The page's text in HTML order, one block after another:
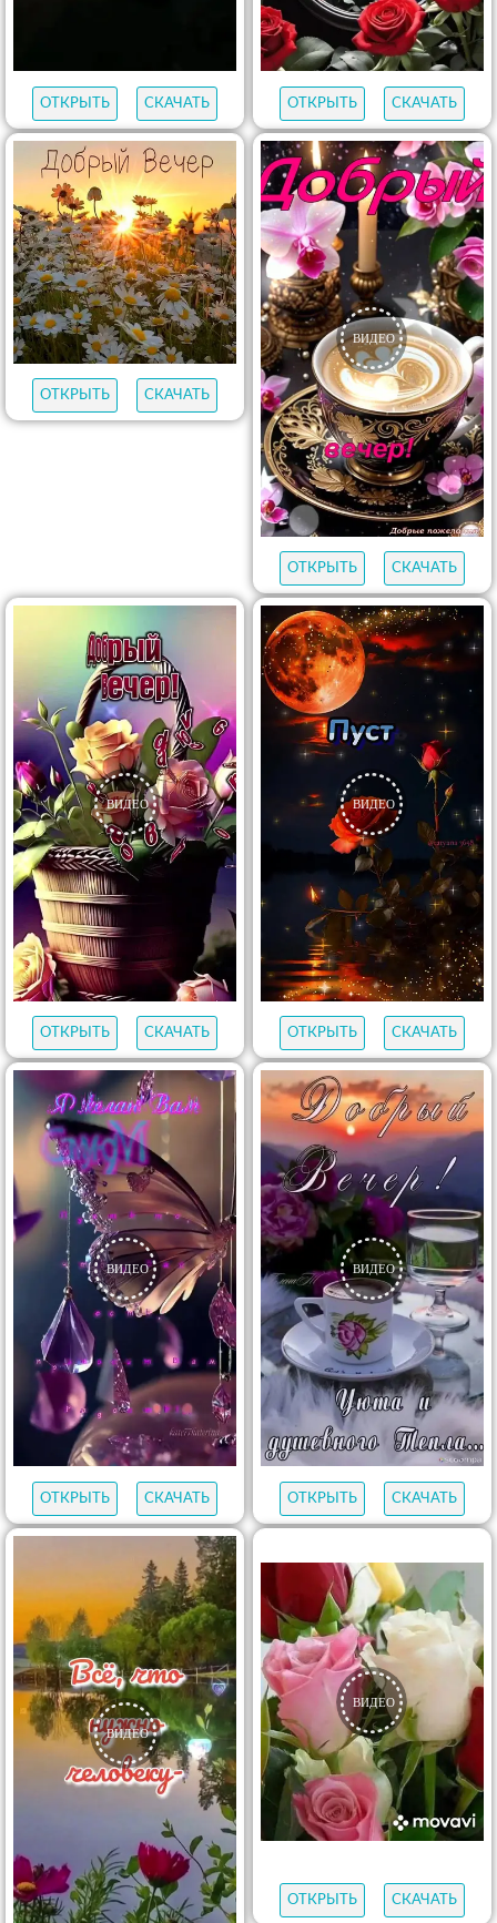
ОТКРЫТЬ СКАЧАТЬ ОТКРЫТЬ СКАЧАТЬ
ОТКРЫТЬ СКАЧАТЬ
ОТКРЫТЬ СКАЧАТЬ
ОТКРЫТЬ СКАЧАТЬ ОТКРЫТЬ СКАЧАТЬ
ОТКРЫТЬ СКАЧАТЬ ОТКРЫТЬ СКАЧАТЬ
ОТКРЫТЬ СКАЧАТЬ